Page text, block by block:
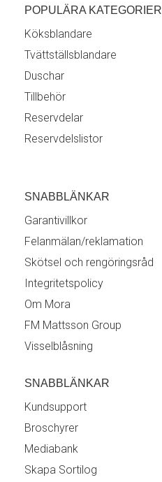
POPULÄRA KATEGORIER
Köksblandare
Tvättställsblandare
Duschar
Tillbehör
Reservdelar
Reservdelslistor
SNABBLÄNKAR
Garantivillkor
Felanmälan/reklamation
Skötsel och rengöringsråd
Integritetspolicy
Om Mora
FM Mattsson Group
Visselblåsning
SNABBLÄNKAR
Kundsupport
Broschyrer
Mediabank
Skapa Sortilog